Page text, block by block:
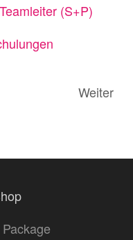
(S+P)
Weiter